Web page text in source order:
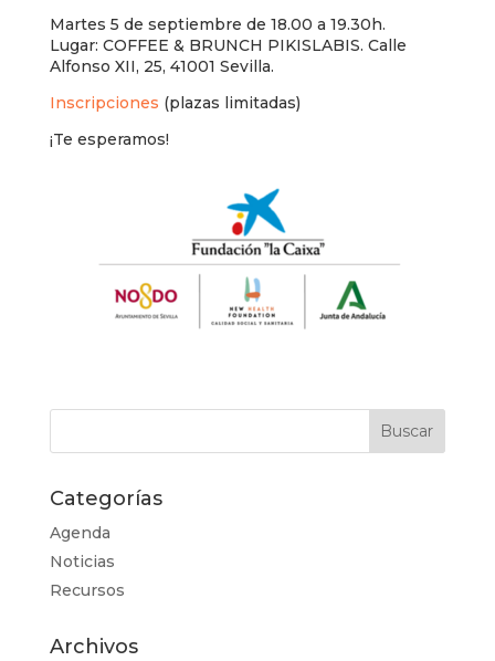
Martes 5 de septiembre de 18.00 a 19.30h.
Lugar: COFFEE & BRUNCH PIKISLABIS. Calle
Alfonso XII, 25, 41001 Sevilla.
Inscripciones (plazas limitadas)
¡Te esperamos!
Categorías
Agenda
Noticias
Recursos
Archivos